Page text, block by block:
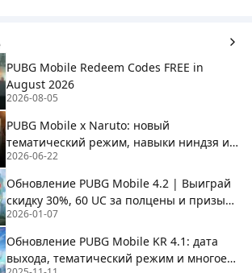
PUBG Mobile Redeem Codes FREE in
August 2026
2026-08-05
PUBG Mobile x Naruto: новый
тематический режим, навыки ниндзя и
чего ожидать
2026-06-22
Обновление PUBG Mobile 4.2 | Выиграй
скидку 30%, 60 UC за полцены и призы
Рейтинга на BuffBuff!
2026-01-07
Обновление PUBG Mobile KR 4.1: дата
выхода, тематический режим и многое